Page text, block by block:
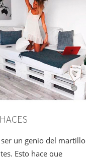
ser un genio del martillo
Esto hace que